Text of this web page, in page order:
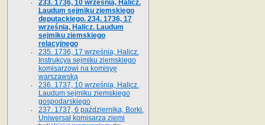
233. 1736, 10 września, Halicz.
Laudum sejmiku ziemskiego
deputackiego. 234. 1736, 17
września, Halicz. Laudum
sejmiku ziemskiego
relacyjnego
235. 1736, 17 września, Halicz.
Instrukcya sejmiku ziemskiego
komisarzowi na komisyę
warszawską
236. 1737, 10 września, Halicz.
Laudum sejmiku ziemskiego
gospodarskiego
237. 1737, 6 października, Borki.
Uniwersał komisarza ziemi